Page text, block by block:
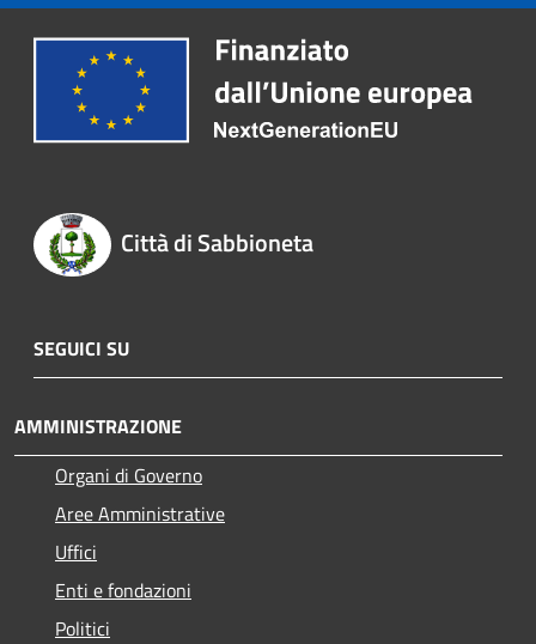
Città di Sabbioneta
SEGUICI SU
AMMINISTRAZIONE
Organi di Governo
Aree Amministrative
Uffici
Enti e fondazioni
Politici